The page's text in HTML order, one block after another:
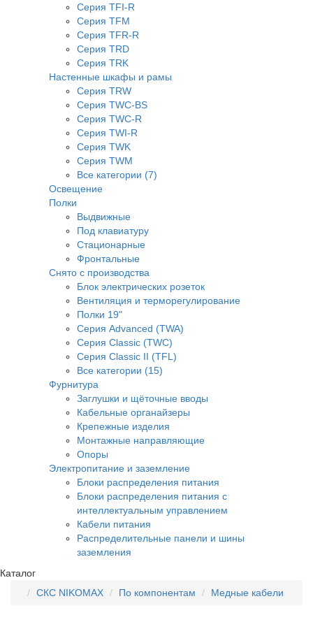
Серия TFI-R
Серия TFM
Серия TFR-R
Серия TRD
Серия TRK
Настенные шкафы и рамы
Серия TRW
Серия TWC-BS
Серия TWC-R
Серия TWI-R
Серия TWK
Серия TWM
Все категории (7)
Освещение
Полки
Выдвижные
Под клавиатуру
Стационарные
Фронтальные
Снято с производства
Блок электрических розеток
Вентиляция и терморегулирование
Полки 19"
Серия Advanced (TWA)
Серия Classic (TWC)
Серия Classic II (TFL)
Все категории (15)
Фурнитура
Заглушки и щёточные вводы
Кабельные органайзеры
Крепежные изделия
Монтажные направляющие
Опоры
Электропитание и заземление
Блоки распределения питания
Блоки распределения питания с
интеллектуальным управлением
Кабели питания
Распределительные панели и шины
заземления
Каталог
СКС NIKOMAX
По компонентам Медные кабели